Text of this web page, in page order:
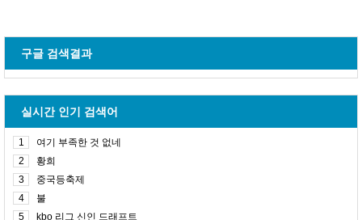
구글 검색결과
실시간 인기 검색어
1
여기 부족한 것 없네
2
황희
3
중국등축제
4
불
5
kbo 리그 신인 드래프트